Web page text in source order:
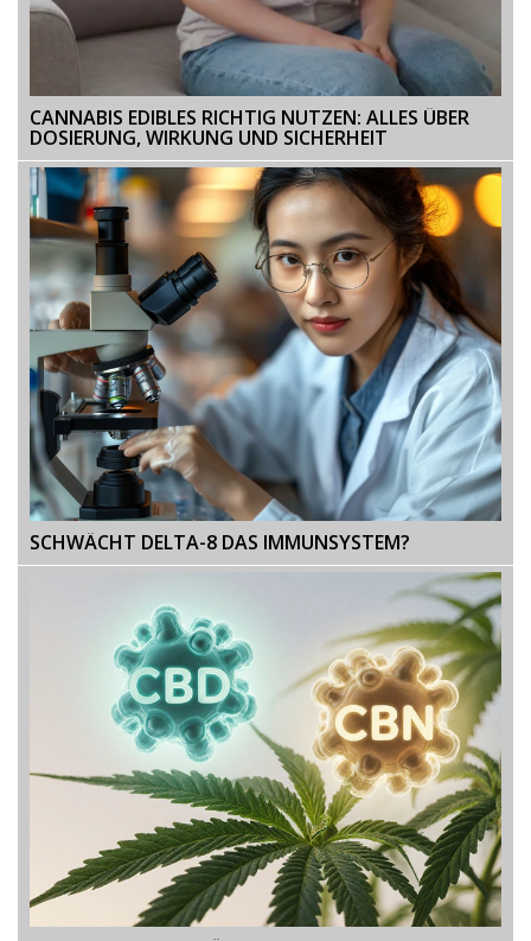
CANNABIS EDIBLES RICHTIG NUTZEN: ALLES ÜBER
DOSIERUNG, WIRKUNG UND SICHERHEIT
SCHWÄCHT DELTA-8 DAS IMMUNSYSTEM?